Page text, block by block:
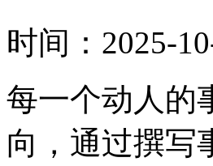
时间：2025-
每一个动人的
向，通过撰写